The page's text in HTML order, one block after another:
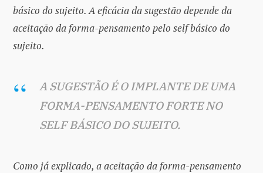
básico do sujeito. A eficácia da sugestão depende da
aceitação da forma-pensamento pelo self básico do
sujeito.
A SUGESTÃO É O IMPLANTE DE UMA
FORMA-PENSAMENTO FORTE NO
SELF BÁSICO DO SUJEITO.
Como já explicado, a aceitação da forma-pensamento